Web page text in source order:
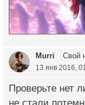
Murri Свой
13 янв 2016,
Проверьте нет
не стали